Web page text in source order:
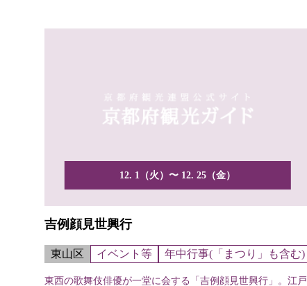
12. 1（火）〜 12. 25（金）
吉例顔見世興行
東山区 イベント等 年中行事(「まつり」も含む)
東西の歌舞伎俳優が一堂に会する「吉例顔見世興行」。江戸